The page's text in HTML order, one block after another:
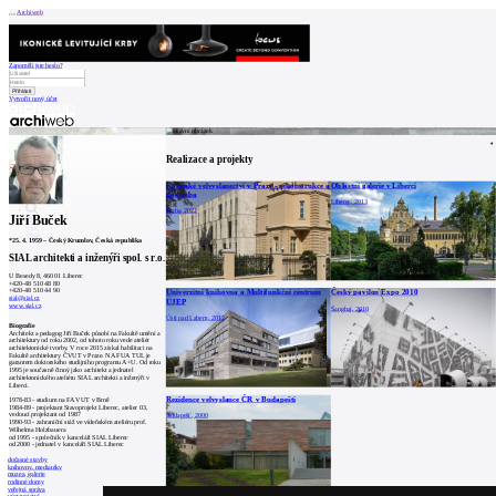
Archiweb
Zapoměli jste heslo?
Vytvořit nový účet
Zprávy
Architekti
Katalog
E-shop
Burza práce146
en
Jiří Buček
*25. 4. 1959– Český Krumlov, Česká republika
SIAL architekti a inženýři spol. s r.o.
U Besedy 8, 460 01 Liberec
+420-48 510 48 80
+420-48 510 44 90
sial@sial.cz
www.sial.cz
Biografie
Architekt a pedagog Jiří Buček působí na Fakultě umění a
architektury od roku 2002, od tohoto roku vede ateliér
architektonické tvorby. V roce 2015 získal habilitaci na
Fakultě architektury ČVUT v Praze. NA FUA TUL je
garantem doktorského studijního programu A+U. Od roku
1995 je současně činný jako architekt a jednatel
architektonického ateliéru SIAL architekti a inženýři v
Liberci.
1978-83 - studium na FA VUT v Brně
1984-89 - projektant Stavoprojekt Liberec, atelier 03,
vedoucí projektant od 1987
1990-93 - zahraniční stáž ve vídeňském ateliéru prof.
Wilhelma Holzbauera
od 1995 - společník v kanceláři SIAL Liberec
od 2000 - jednatel v kanceláři SIAL Liberec
dočasné stavby
knihovny, mediatéky
muzea, galerie
rodinné domy
veřejná správa
Realizace a projekty
Korejské velvyslanectví v Praze - rekonstrukce a
dostavba
Praha, 2022
Oblastní galerie v Liberci
Liberec, 2013
Univerzitní knihovna a Multifunkční centrum
UJEP
Ústí nad Labem, 2012
Český pavilon Expo 2010
Šanghaj, 2010
Rezidence velvyslance ČR v Budapešti
Budapešť, 2000